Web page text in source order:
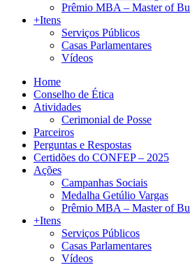
Prêmio MBA – Master of
+Itens
Serviços Públicos
Casas Parlamentares
Vídeos
Home
Conselho de Ética
Atividades
Cerimonial de Posse
Parceiros
Perguntas e Respostas
Certidões do CONFEP – 2025
Ações
Campanhas Sociais
Medalha Getúlio Vargas
Prêmio MBA – Master of
+Itens
Serviços Públicos
Casas Parlamentares
Vídeos